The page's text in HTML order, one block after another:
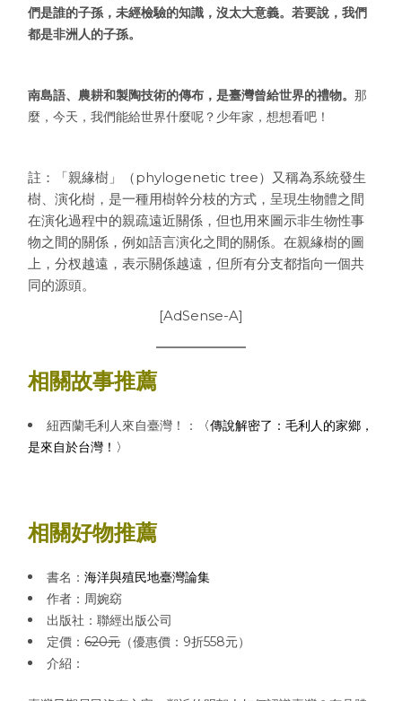
們是誰的子孫，未經檢驗的知識，沒太大意義。若要說，我們
都是非洲人的子孫。
南島語、農耕和製陶技術的傳布，是臺灣曾給世界的禮物。那
麼，今天，我們能給世界什麼呢？少年家，想想看吧！
註：「親緣樹」（phylogenetic tree）又稱為系統發生
樹、演化樹，是一種用樹幹分枝的方式，呈現生物體之間
在演化過程中的親疏遠近關係，但也用來圖示非生物性事
物之間的關係，例如語言演化之間的關係。在親緣樹的圖
上，分杈越遠，表示關係越遠，但所有分支都指向一個共
同的源頭。
[AdSense-A]
相關故事推薦
紐西蘭毛利人來自臺灣！：
〈傳說解密了：毛利人的家鄉，
是來自於台灣！〉
相關好物推薦
書名：海洋與殖民地臺灣論集
作者：周婉窈
出版社：聯經出版公司
定價：620元（優惠價：9折558元）
介紹：